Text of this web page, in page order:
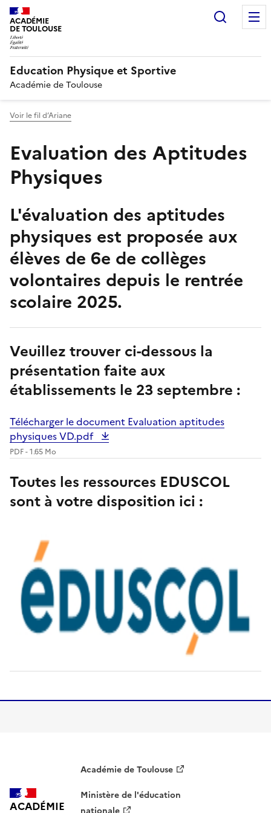
ACADÉMIE
DE TOULOUSE
Education Physique et Sportive
Académie de Toulouse
Voir le fil d’Ariane
Evaluation des Aptitudes
Physiques
L'évaluation des aptitudes
physiques est proposée aux
élèves de 6e de collèges
volontaires depuis le rentrée
scolaire 2025.
Veuillez trouver ci-dessous la
présentation faite aux
établissements le 23 septembre :
Télécharger le document Evaluation aptitudes
physiques VD.pdf
PDF - 1.65 Mo
Toutes les ressources EDUSCOL
sont à votre disposition ici :
ACADÉMIE
Académie de Toulouse
Ministère de l'éducation